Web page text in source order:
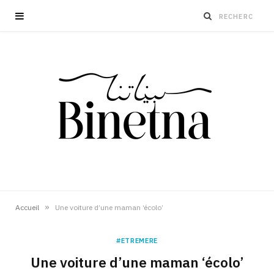
Accueil » Une voiture d’une maman ‘écolo’
#ETREMERE
Une voiture d’une maman ‘écolo’